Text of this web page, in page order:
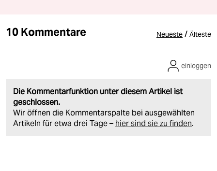
10 Kommentare Neueste / Älteste
Die Kommentarfunktion unter diesem Artikel ist
geschlossen.
Wir öffnen die Kommentarspalte bei ausgewählten
Artikeln für etwa drei Tage – hier sind sie zu finden.
einloggen